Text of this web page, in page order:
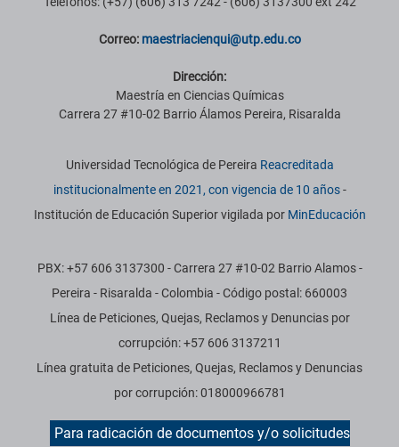
Correo: maestriacienqui@utp.edu.co
Dirección:
Maestría en Ciencias Químicas
Carrera 27 #10-02 Barrio Álamos Pereira, Risaralda
Información institucional
Universidad Tecnológica de Pereira Reacreditada
institucionalmente en 2021, con vigencia de 10 años-
Institución de Educación Superior vigilada por MinEducación
PBX: +57 606 3137300 - Carrera 27 #10-02 Barrio Alamos -
Pereira - Risaralda - Colombia - Código postal: 660003
Línea de Peticiones, Quejas, Reclamos y Denuncias por
corrupción: +57 606 3137211
Línea gratuita de Peticiones, Quejas, Reclamos y Denuncias
por corrupción: 018000966781
Para radicación de documentos y/o solicitudes